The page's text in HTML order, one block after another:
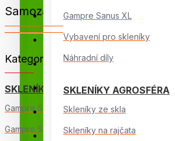
Skleníky Gampre
Skleníky na balkon
Příslušenství skleníků
Fóliovníky, pařeniště
Chov kachen, hus
Pěstování na balkoně
Gampre Sanus XL
Vybavení pro skleníky
Náhradní díly
SKLENÍKY AGROSFÉRA
Skleníky ze skla
Skleníky na rajčata
Samozavlažovací truhlíky
Kategorie
SKLENÍKY GAMPRE
Gampre Sanus L
Gampre Sanus XL